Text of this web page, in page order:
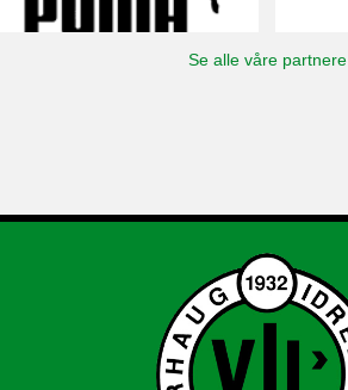
Se alle våre partnere